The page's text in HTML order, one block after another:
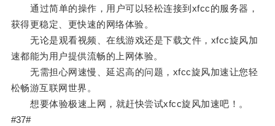
通过简单的操作，用户可以轻松连接到xfcc的服务器，
获得更稳定、更快速的网络体验。
无论是观看视频、在线游戏还是下载文件，xfcc旋风加
速都能为用户提供流畅的上网体验。
无需担心网速慢、延迟高的问题，xfcc旋风加速让您轻
松畅游互联网世界。
想要体验极速上网，就赶快尝试xfcc旋风加速吧！。
#37#